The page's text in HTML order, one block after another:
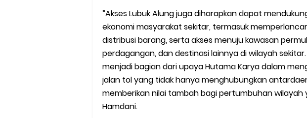
”Akses Lubuk Alung juga diharapkan dapat
ekonomi masyarakat sekitar, termasuk
distribusi barang, serta akses menuju kawasan
perdagangan, dan destinasi lainnya di wilayah
menjadi bagian dari upaya Hutama Karya dalam
jalan tol yang tidak hanya menghubungkan
memberikan nilai tambah bagi pertumbuhan wilayah
Hamdani.